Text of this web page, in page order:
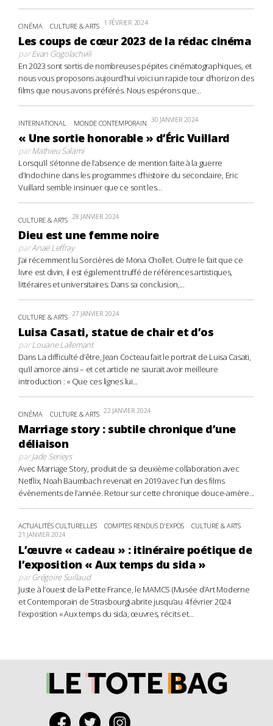
CINÉMA CULTURE & ARTS 1 FÉVRIER 2024
Les coups de cœur 2023 de la rédac cinéma
parEvan Gogolachvili
En 2023 sont sortis de nombreuses pépites cinématographiques, et
nous vous proposons aujourd’hui voici un rapide tour d’horizon des
films que nous avons préférés. Nous espérons que...
INTERNATIONAL MONDE CONTEMPORAIN 30 JANVIER 2024
« Une sortie honorable » d’Éric Vuillard
parMathieu Salami
Lorsqu’il s’étonne de l’absence de mention faite à la guerre
d’Indochine dans les programmes d’histoire du secondaire, Eric
Vuillard semble insinuer que ce sont les...
CULTURE & ARTS 28 JANVIER 2024
Dieu est une femme noire
parAnaë Leffray
J’ai récemment lu Sorcières de Mona Chollet. Outre le fait que ce
livre est divin, il est également truffé de références artistiques,
littéraires et universitaires. Dans sa conclusion,...
CULTURE & ARTS 27 JANVIER 2024
Luisa Casati, statue de chair et d’os
parLouane Lallemant
Dans La difficulté d’être, Jean Cocteau fait le portrait de Luisa Casati,
qu’il amorce ainsi – et cet article ne saurait avoir meilleure
introduction : « Que ces lignes lui...
CINÉMA CULTURE & ARTS 22 JANVIER 2024
Marriage story : subtile chronique d’une
déliaison
parJade Serieys
Avec Marriage Story, produit de sa deuxième collaboration avec
Netflix, Noah Baumbach revenait en 2019 avec l’un des films
évènements de l’année. Retour sur cette chronique douce-amère...
ACTUALITÉS CULTURELLES COMPTES RENDUS D'EXPOS CULTURE & ARTS
21 JANVIER 2024
L’œuvre « cadeau » : itinéraire poétique de
l’exposition « Aux temps du sida »
parGrégoire Suillaud
Juste à l’ouest de la Petite France, le MAMCS (Musée d’Art Moderne
et Contemporain de Strasbourg) abrite jusqu’au 4 février 2024
l’exposition « Aux temps du sida, œuvres, récits et...